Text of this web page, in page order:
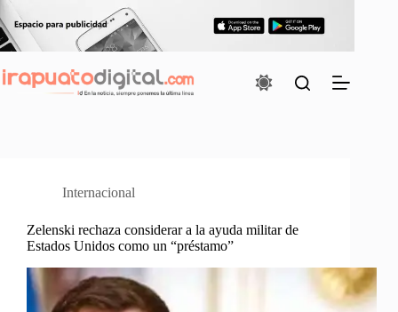
al
contenido
Internacional
Zelenski rechaza considerar a la ayuda militar de
Estados Unidos como un “préstamo”